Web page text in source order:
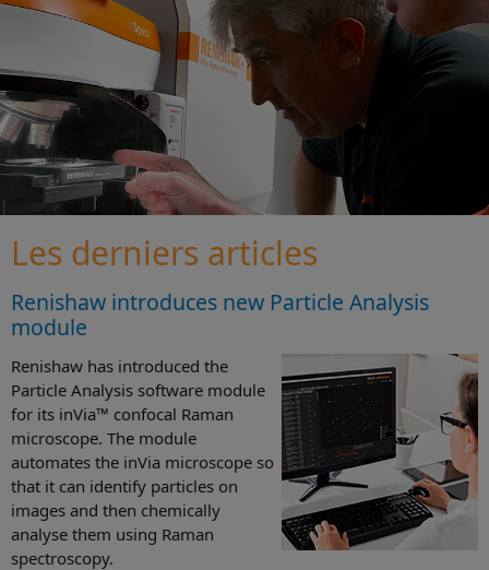
Les derniers articles
Renishaw introduces new Particle Analysis
module
Renishaw has introduced the
Particle Analysis software module
for its inVia™ confocal Raman
microscope. The module
automates the inVia microscope so
that it can identify particles on
images and then chemically
analyse them using Raman
spectroscopy.